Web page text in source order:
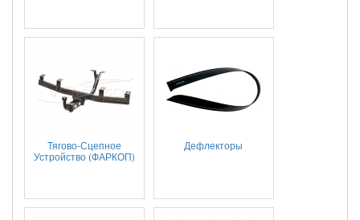
Тягово-Сцепное
Устройство (ФАРКОП)
Дефлекторы